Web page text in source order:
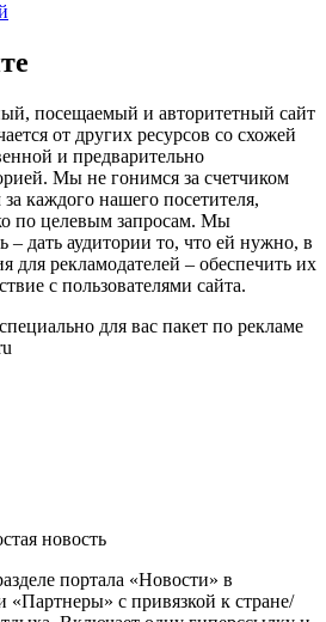
посещаемый и авторитетный сайт
от других ресурсов со схожей
и предварительно
Мы не гонимся за счетчиком
каждого нашего посетителя,
по целевым запросам. Мы
дать аудитории то, что ей нужно, в
для рекламодателей – обеспечить их
с пользователями сайта.
для вас пакет по рекламе
новость
портала «Новости» в
«Партнеры» с привязкой к стране/